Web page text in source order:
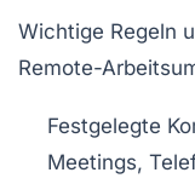
Wichtige Regeln
Remote-
Festgelegte
Meetings,